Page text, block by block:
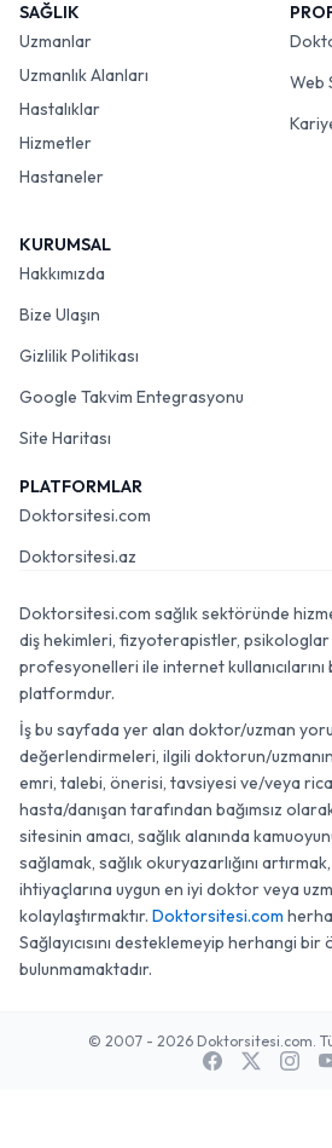
SAĞLIK
Uzmanlar
Uzmanlık Alanları
Hastalıklar
Hizmetler
Hastaneler
Web
KURUMSAL
Hakkımızda
Bize Ulaşın
Gizlilik Politikası
Google Takvim Entegrasyonu
Site Haritası
PLATFORMLAR
Doktorsitesi.com
Doktorsitesi.az
Doktorsitesi.com sağlık sektöründe
diş hekimleri, fizyoterapistler, psikologlar
profesyonelleri ile internet kullanıcılarını
platformdur.
İş bu sayfada yer alan doktor/uzman
değerlendirmeleri, ilgili doktorun/
emri, talebi, önerisi, tavsiyesi ve/veya
hasta/danışan tarafından bağımsız
sitesinin amacı, sağlık alanında
sağlamak, sağlık okuryazarlığını
ihtiyaçlarına uygun en iyi doktor veya
kolaylaştırmaktır. Doktorsitesi.com
Sağlayıcısını desteklemeyip herhangi
bulunmamaktadır.
© 2007 - 2026 Doktorsitesi.com.